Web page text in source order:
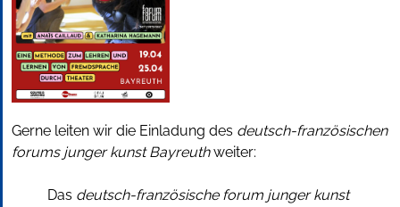
Gerne leiten wir die Einladung des deutsch-französischen
forums junger kunst Bayreuthweiter:
Das deutsch-französische forum junger kunst